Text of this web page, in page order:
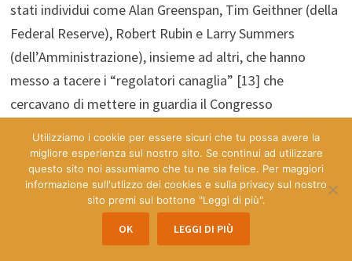
stati individui come Alan Greenspan, Tim Geithner (della
Federal Reserve), Robert Rubin e Larry Summers
(dell’Amministrazione), insieme ad altri, che hanno
messo a tacere i “regolatori canaglia” [13] che
cercavano di mettere in guardia il Congresso
deregolamentazione, dei derivati e delle transazioni
nascoste. Greenspan, Summers, Rubin e gli altri hanno in
sostanza messo in scena un processo in stile staliniano
contro Brooksley Born e altri, allo scopo di mandare un
messaggio agli altri aspiranti regolatori: per la classe
Utilizziamo i cookie per essere sicuri che tu possa avere la
migliore esperienza sul nostro sito. Se continui ad utilizzare
questo sito noi assumiamo che tu ne sia felice. Per maggiori
informazione sull'utlizzo dei cookies e sulla privacy sul nostro
sito premi sul bottone "Leggi di più".
OK LEGGI DI PIÙ